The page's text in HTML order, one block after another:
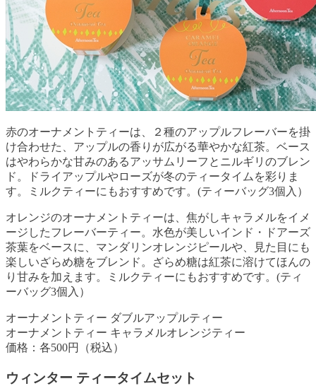
赤のオーナメントティーは、２種のアップルフレーバーを掛
け合わせた、アップルの香りが広がる華やかな紅茶。ベース
はやわらかな甘みのあるアッサムリーフとニルギリのブレン
ド。ドライアップルやローズが冬のティータイムを彩りま
す。ミルクティーにもおすすめです。(ティーバッグ3個入）
オレンジのオーナメントティーは、焦がしキャラメルをイメ
ージしたフレーバーティー。水色が美しいインド・ドアーズ
茶葉をベースに、マンダリンオレンジピールや、見た目にも
楽しいざらめ糖をブレンド。ざらめ糖は紅茶に溶けてほんの
り甘みを加えます。ミルクティーにもおすすめです。(ティ
ーバッグ3個入）
オーナメントティー ダブルアップルティー
オーナメントティー キャラメルオレンジティー
価格：各500円（税込）
ウィンター ティータイムセット